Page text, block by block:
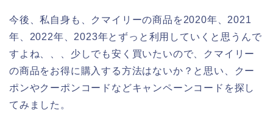
今後、私自身も、クマイリーの商品を2020年、2021
年、2022年、2023年とずっと利用していくと思うんで
すよね、、、少しでも安く買いたいので、クマイリー
の商品をお得に購入する方法はないか？と思い、クー
ポンやクーポンコードなどキャンペーンコードを探し
てみました。